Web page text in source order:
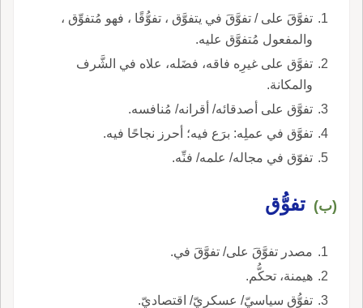
تفوَّقَ على / تفوَّقَ في يتفوَّق ، تفوُّقًا ، فهو مُتفوِّق ،
والمفعول مُتفوَّق عليه.
تفوَّق على غيرِه فاقه، فضَله، علاه في الشَّرف
والمكانة.
تفوَّق على أصدقائه/ أقرانه/ مُنافسه.
تفوَّق في عملِه: برَع فيه؛ أحرز نجاحًا فيه.
تفوّق في مجاله/ علمه/ فنِّه.
(ب) تفوُّق
مصدر تفوَّقَ على/ تفوَّقَ في.
هيمنة، تحكُّم.
تفوُّق سياسيّ/ عسكريّ/ اقتصاديّ.